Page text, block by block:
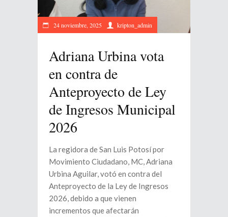
24 noviembre, 2025 kripton_admin
Adriana Urbina vota
en contra de
Anteproyecto de Ley
de Ingresos Municipal
2026
La regidora de San Luis Potosí por
Movimiento Ciudadano, MC, Adriana
Urbina Aguilar, votó en contra del
Anteproyecto de la Ley de Ingresos
2026, debido a que vienen
incrementos que afectarán